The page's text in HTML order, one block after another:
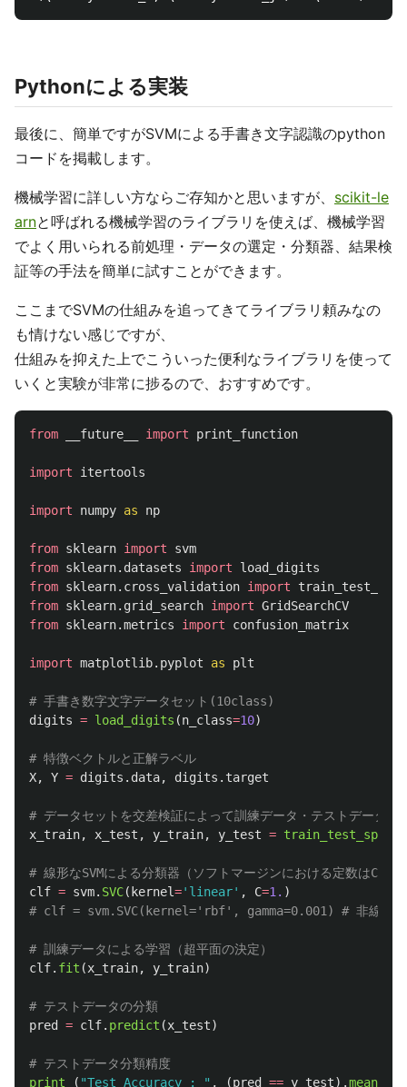
Pythonによる実装
最後に、簡単ですがSVMによる手書き文字認識のpython
コードを掲載します。
機械学習に詳しい方ならご存知かと思いますが、 scikit-le
arnと呼ばれる機械学習のライブラリを使えば、機械学習
でよく用いられる前処理・データの選定・分類器、結果検
証等の手法を簡単に試すことができます。
ここまでSVMの仕組みを追ってきてライブラリ頼みなの
も情けない感じですが、
仕組みを抑えた上でこういった便利なライブラリを使って
いくと実験が非常に捗るので、おすすめです。
from __future__ import print_function
import itertools
import numpy as np
from sklearn import
svm
from sklearn.datasets import
load_digits
from sklearn.cross_validation import
from sklearn.grid_search import GridSearchCV
from sklearn.metrics import confusion_matrix
import matplotlib.pyplot as plt
digits = load_digits (n_class=10)
X, Y = digits . data, digits . target
x_train, x_test , y_train, y_test = train_test_split
clf = svm. SVC( kernel=' linear' , C=1. )
clf. fit (x_train, y_train)
pred
= clf. predict (x_test)
print
( "Test Accuracy : " , (pred == y_test).mean